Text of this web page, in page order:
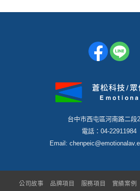
台中市西屯區河南路二段
電話：04-22911984
Email:
公司故事 品牌項目 服務項目 實績案例